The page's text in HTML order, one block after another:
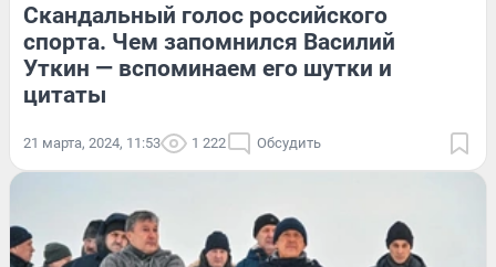
Скандальный голос российского
спорта. Чем запомнился Василий
Уткин — вспоминаем его шутки и
цитаты
21 марта, 2024, 11:53 1 222 Обсудить